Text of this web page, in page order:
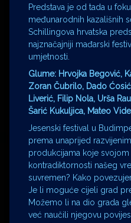
Predstava je od tada u
međunarodnih kazališnih
Schillingova hrvatska
najznačajniji mađarski
umjetnosti.
Glume: Hrvojka Begović,
Zoran Čubrilo, Dado
Liverić, Filip Nola, Urša
Šarić Kukuljica, Mateo
Jesenski festival u
prema unaprijed
produkcijama koje
kontradiktornosti našeg
suvremen? Kako
Je li moguće cijeli grad
Možemo li na dio grada
već naučili njegovu